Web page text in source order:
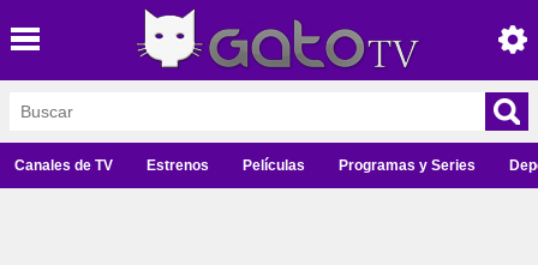
Canales de TV Estrenos Películas Programas y Series